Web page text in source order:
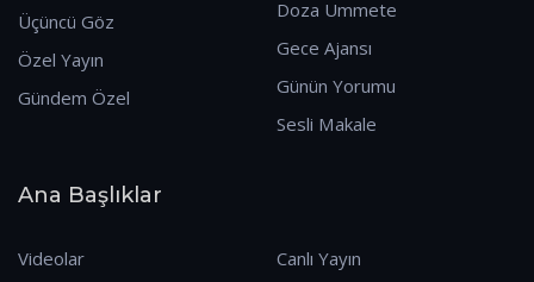
Üçüncü Göz
Özel Yayın
Gündem Özel
Doza Ummete
Gece Ajansı
Günün Yorumu
Sesli Makale
Ana Başlıklar
Videolar
Canlı Yayın